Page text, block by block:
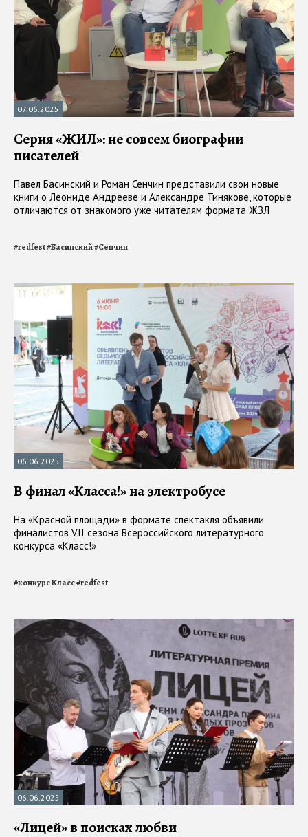
07.06.2025
Серия «ЖИЛ»: не совсем биографии
писателей
Павел Басинский и Роман Сенчин представили свои новые
книги о Леониде Андрееве и Александре Тинякове, которые
отличаются от знакомого уже читателям формата ЖЗЛ
#redfest#Басинский#Сенчин
06.06.2025
В финал «Класса!» на электробусе
На «Красной площади» в формате спектакля объявили
финалистов VII сезона Всероссийского литературного
конкурса «Класс!»
#конкурс Класс#redfest
06.06.2025
«Лицей» в поисках любви